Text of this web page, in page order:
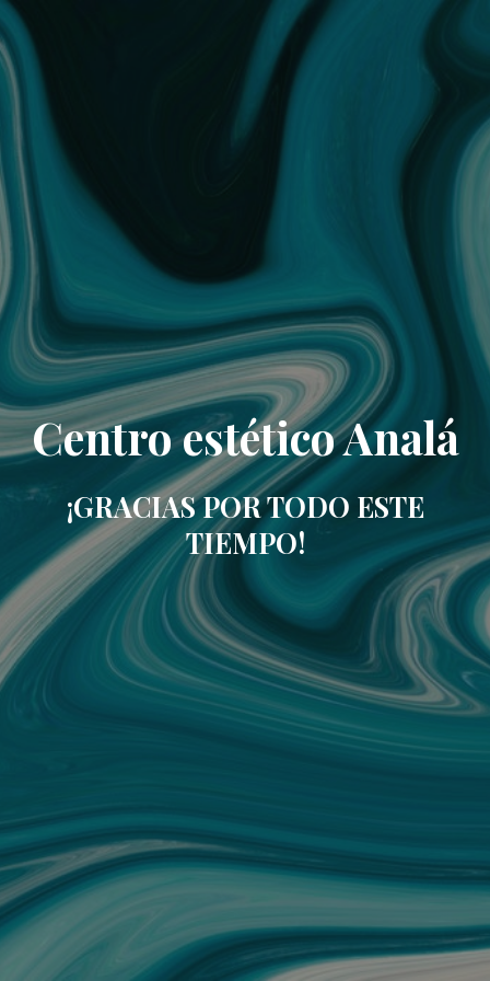
Centro estético Analá
¡GRACIAS POR TODO ESTE
TIEMPO!